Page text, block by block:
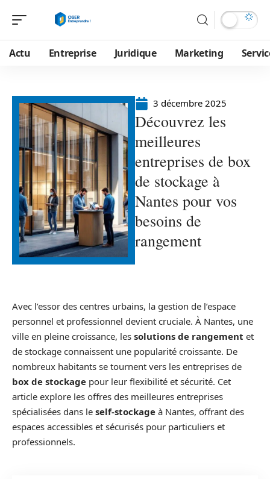
Actu Entreprise Juridique Marketing
3 décembre 2025
Découvrez les
meilleures
entreprises de box
de stockage à
Nantes pour vos
besoins de
rangement
Avec l’essor des centres urbains, la gestion de l’espace
personnel et professionnel devient cruciale. À Nantes, une
ville en pleine croissance, les solutions de rangement et
de stockage connaissent une popularité croissante. De
nombreux habitants se tournent vers les entreprises de
box de stockage pour leur flexibilité et sécurité. Cet
article explore les offres des meilleures entreprises
spécialisées dans le self-stockage à Nantes, offrant des
espaces accessibles et sécurisés pour particuliers et
professionnels.